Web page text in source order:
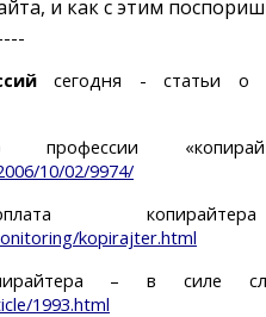
и как с этим
сегодня - статьи о
10/02/9974/
kopirajter.html
– в силе
1993.html